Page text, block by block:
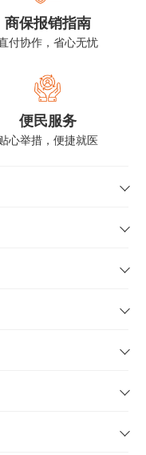
商保报销指南
付协作，省心无忧
便民服务
心举措，便捷就医